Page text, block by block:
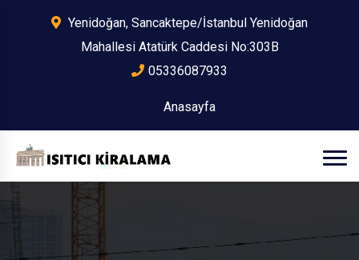
Yenidoğan, Sancaktepe/İstanbul Yenidoğan
Mahallesi Atatürk Caddesi No:303B
05336087933
Anasayfa